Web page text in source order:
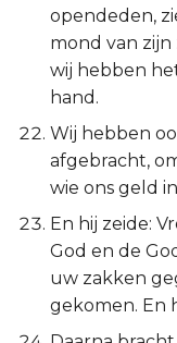
opendeden,
mond van zijn
wij hebben
hand.
Wij hebben
afgebracht,
wie ons geld
En hij zeide:
God en de
uw zakken
gekomen. En